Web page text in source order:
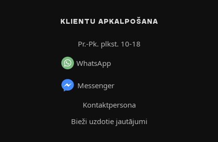
KLIENTU APKALPOŠANA
Pr.-Pk. plkst. 10-18
WhatsApp
Messenger
Kontaktpersona
Bieži uzdotie jautājumi